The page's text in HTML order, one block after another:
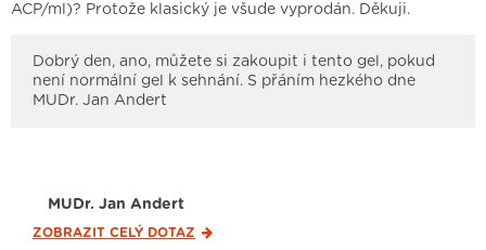
ACP/ml)? Protože klasický je všude vyprodán. Děkuji.
Dobrý den, ano, můžete si zakoupit i tento gel, pokud
není normální gel k sehnání. S přáním hezkého dne
MUDr. Jan Andert
MUDr. Jan Andert
ZOBRAZIT CELÝ DOTAZ